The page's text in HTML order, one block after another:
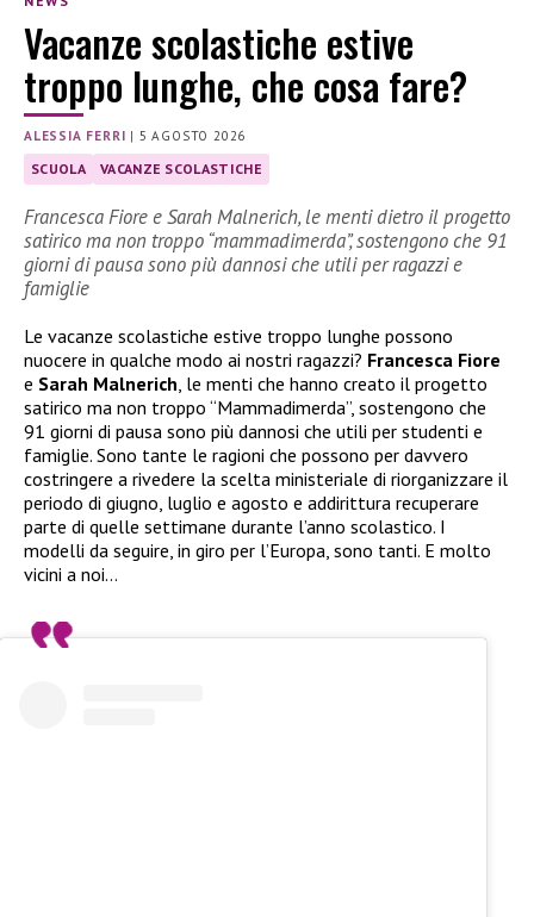
Vacanze scolastiche estive
troppo lunghe, che cosa fare?
ALESSIA FERRI | 5 AGOSTO 2026
SCUOLA VACANZE SCOLASTICHE
Francesca Fiore e Sarah Malnerich, le menti dietro il progetto
satirico ma non troppo “mammadimerda”, sostengono che 91
giorni di pausa sono più dannosi che utili per ragazzi e
famiglie
Le vacanze scolastiche estive troppo lunghe possono
nuocere in qualche modo ai nostri ragazzi? Francesca Fiore
e Sarah Malnerich , le menti che hanno creato il progetto
satirico ma non troppo “Mammadimerda”, sostengono che
91 giorni di pausa sono più dannosi che utili per studenti e
famiglie. Sono tante le ragioni che possono per davvero
costringere a rivedere la scelta ministeriale di riorganizzare il
periodo di giugno, luglio e agosto e addirittura recuperare
parte di quelle settimane durante l’anno scolastico. I
modelli da seguire, in giro per l’Europa, sono tanti. E molto
vicini a noi…